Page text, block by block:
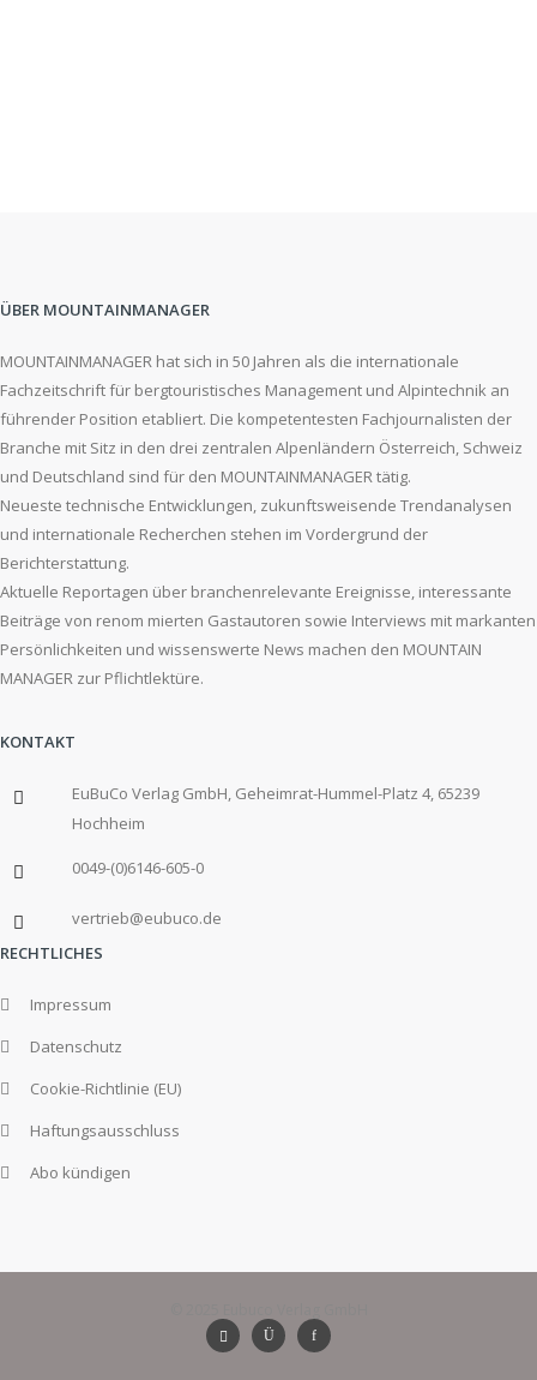
ÜBER MOUNTAINMANAGER
MOUNTAINMANAGER hat sich in 50 Jahren als die internationale
Fachzeitschrift für bergtouristisches Management und Alpintechnik an
führender Position etabliert. Die kompetentesten Fachjournalisten der
Branche mit Sitz in den drei zentralen Alpenländern Österreich, Schweiz
und Deutschland sind für den MOUNTAINMANAGER tätig.
Neueste technische Entwicklungen, zukunftsweisende Trendanalysen
und internationale Recherchen stehen im Vordergrund der
Berichterstattung.
Aktuelle Reportagen über branchenrelevante Ereignisse, interessante
Beiträge von renom mierten Gastautoren sowie Interviews mit markanten
Persönlichkeiten und wissenswerte News machen den MOUNTAIN
MANAGER zur Pflichtlektüre.
KONTAKT
EuBuCo Verlag GmbH, Geheimrat-Hummel-Platz 4, 65239
Hochheim
0049-(0)6146-605-0
vertrieb@eubuco.de
RECHTLICHES
Impressum
Datenschutz
Cookie-Richtlinie (EU)
Haftungsausschluss
Abo kündigen